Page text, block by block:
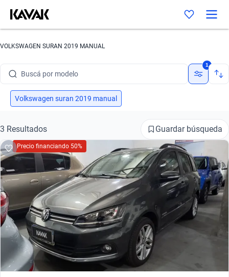
VOLKSWAGEN SURAN 2019 MANUAL
Buscá por modelo
Buscá por versión
Buscá por marca
Buscá por modelo
Buscá por versión
Buscá por año
1
Volkswagen suran 2019 manual
3 Resultados Guardar búsqueda
Precio financiando 50%